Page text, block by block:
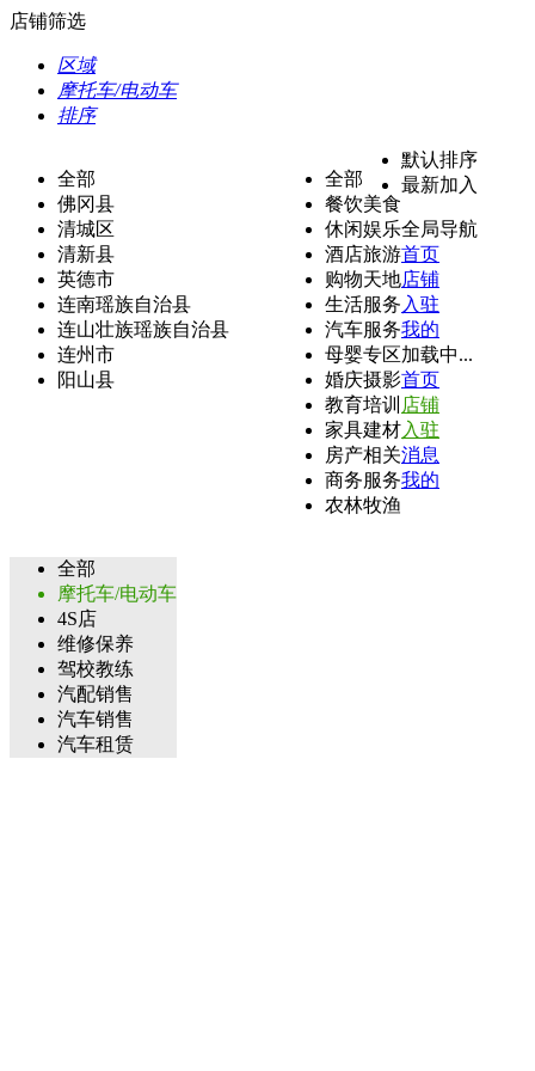
店铺筛选
区域
摩托车/电动车
排序
全部
佛冈县
清城区
清新县
英德市
连南瑶族自治县
连山壮族瑶族自治县
连州市
阳山县
全部
餐饮美食
休闲娱乐
酒店旅游
购物天地
生活服务
汽车服务
母婴专区
婚庆摄影
教育培训
家具建材
房产相关
商务服务
农林牧渔
全部
摩托车/电动车
4S店
维修保养
驾校教练
汽配销售
汽车销售
汽车租赁
默认排序
最新加入
全局导航
首页
店铺
入驻
我的
加载中...
首页
店铺
入驻
消息
我的